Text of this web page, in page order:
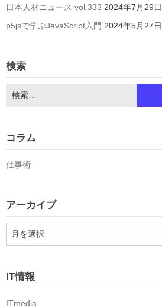
日本人材ニュース vol.333 2024年7月29日
p5jsで学ぶJavaScript入門 2024年5月27日
検索
検
索:
コラム
仕事術
アーカイブ
ー
IT情報
ITmedia